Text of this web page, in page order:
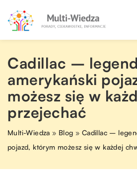
Cadillac –
amerykański
możesz się w
przejechać
Multi-Wiedza » Blog » Cadillac –
pojazd, którym możesz się w każdej